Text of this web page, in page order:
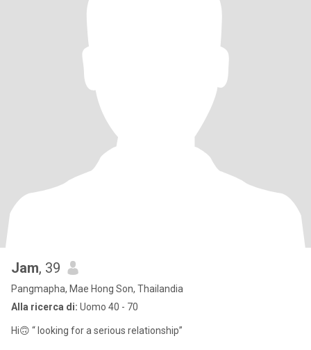
Jam, 39
Pangmapha, Mae Hong Son, Thailandia
Alla ricerca di: Uomo 40 - 70
Hi🙃 “ looking for a serious relationship”